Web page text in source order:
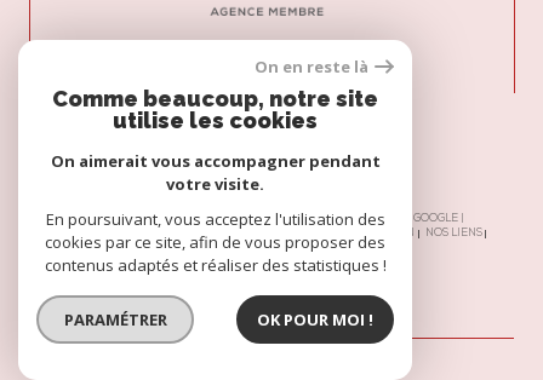
© 2026 | TOUS DROITS RÉSERVÉS | TRADUCTION POWERED BY GOOGLE |
NOS HONORAIRES
PLAN DU SITE MENTIONS LÉGALES ADMIN
NOS LIENS
POLITIQUE RGPD
COOKIES
On en reste là
Comme beaucoup, notre site
utilise les cookies
On aimerait vous accompagner pendant
votre visite.
En poursuivant, vous acceptez l'utilisation des
cookies par ce site, afin de vous proposer des
contenus adaptés et réaliser des statistiques !
PARAMÉTRER OK POUR MOI !